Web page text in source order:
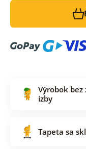
Výrobok
izby
Tapeta sa